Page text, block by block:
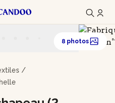
/
8 photos